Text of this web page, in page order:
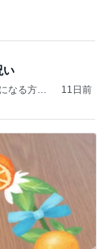
い
なる方
11日前